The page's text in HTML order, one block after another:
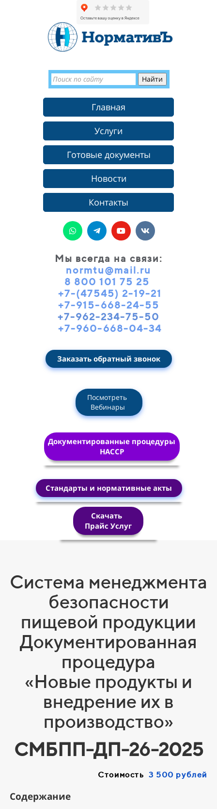
Главная
Услуги
Готовые документы
Новости
Контакты
Мы всегда на связи:
normtu@mail.ru
8 800 101 75 25
+7-(47545) 2-19-21
+7-915-668-24-55
+7-962-234-75-50
+7-960-668-04-34
Заказать обратный звонок
Посмотреть
Вебинары
Скачать
Прайс Услуг
Документированные процедуры
HACCP
Стандарты и нормативные акты
Система менеджмента
безопасности
пищевой продукции
Документированная
процедура
«Новые продукты и
внедрение их в
производство»
СМБПП-ДП-26-2025
Стоимость 3 500 рублей
Содержание